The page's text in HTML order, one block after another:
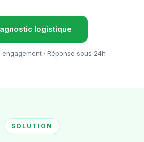
logistique
engagement · Réponse sous 24h
SOLUTION